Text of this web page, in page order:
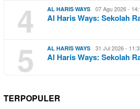
4 AL HARIS WAYS 07 Agu 2026 -
Al Haris Ways: Sekolah
5 AL HARIS WAYS 31 Jul 2026 -
Al Haris Ways: Sekolah
TERPOPULER